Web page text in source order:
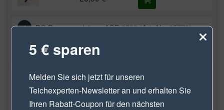
4 BG Pumpengehäuse ASE 2500 (Art.-Nr.: 35770)
8,79 €
Filtergehäuse grob neutral (Art.-Nr.: 28636)
4,95 €
5 € sparen
Melden Sie sich jetzt für unseren
Teichexperten-Newsletteran und erhalten Sie
Ihren Rabatt-Coupon für den nächsten